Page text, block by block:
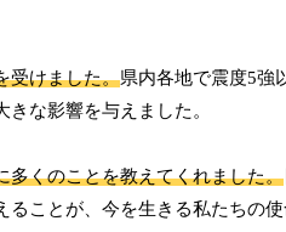
受けました。県内各地で震度5強
な影響を与えました。
多くのことを教えてくれました。
ことが、今を生きる私たちの使